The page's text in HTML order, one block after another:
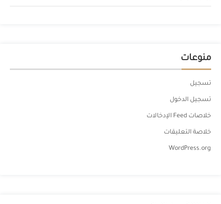
منوعات
تسجيل
تسجيل الدخول
خلاصات Feed الإدخالات
خلاصة التعليقات
WordPress.org